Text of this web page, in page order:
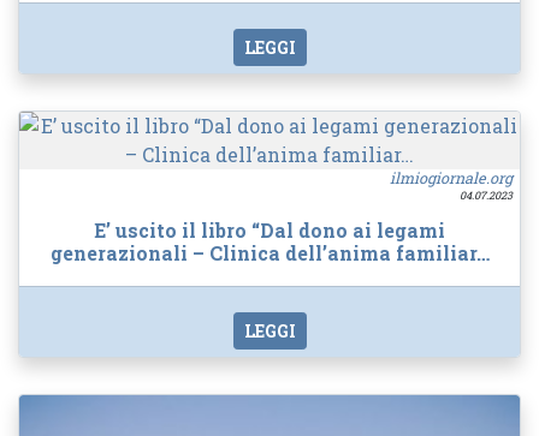
LEGGI
ilmiogiornale.org
04.07.2023
E’ uscito il libro “Dal dono ai legami
generazionali – Clinica dell’anima familiar…
LEGGI